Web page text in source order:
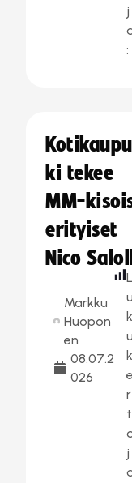
j
:
ki tekee
MM-
erityiset
Nico
Markku
Huopon
en
08.07.2
026
L
u
k
u
k
e
r
t
j